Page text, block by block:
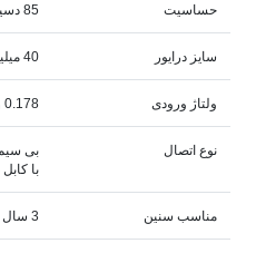
حساسیت 85 دسیبل
سایز درایور 40 میلیمتر داینامیک
ولتاژ ورودی 0.178 ولت
نوع اتصال
بی سیم
با کابل صدا
مناسب سنین 3 سال و بالاتر